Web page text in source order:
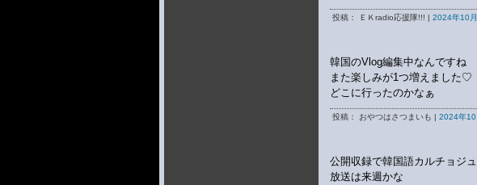
投稿： ＥＫradio応援隊!!! | 2024年10
韓国のVlog編集中なんですね
また楽しみが1つ増えました♡
どこに行ったのかなぁ
投稿： おやつはさつまいも | 2024年
公開収録で韓国語カルチョジ
放送は来週かな